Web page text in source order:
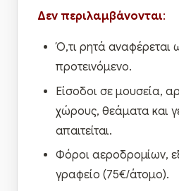
Δεν περιλαμβάνονται:
Ό,τι ρητά αναφέρεται
προτεινόμενο.
Είσοδοι σε μουσεία,
χώρους, θεάματα και
απαιτείται.
Φόροι αεροδρομίων,
γραφείο (75€/άτομο).